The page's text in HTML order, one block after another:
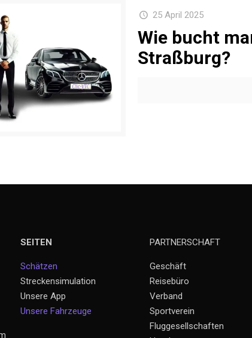
25 April 2025
Wie bucht
Straßburg?
SEITEN
Schätzen
Streckensimulation
Unsere App
Unsere Fahrzeuge
PARTNERSCHAFT
Geschäft
Reisebüro
Verband
Sportverein
Fluggesellschaften